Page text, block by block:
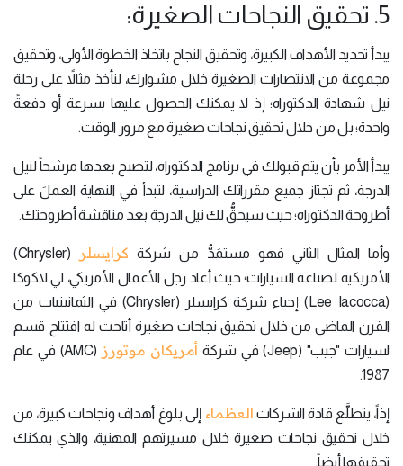
5. تحقيق النجاحات الصغيرة:
يبدأ تحديد الأهداف الكبيرة، وتحقيق النجاح باتخاذ الخطوة الأولى، وتحقيق
مجموعة من الانتصارات الصغيرة خلال مشوارك، لنأخذ مثالاً على رحلة
نيل شهادة الدكتوراه؛ إذ لا يمكنك الحصول عليها بسرعة أو دفعةً
واحدة؛ بل من خلال تحقيق نجاحات صغيرة مع مرور الوقت.
يبدأ الأمر بأن يتم قبولك في برنامج الدكتوراه، لتصبح بعدها مرشحاً لنيل
الدرجة، ثم تجتاز جميع مقرراتك الدراسية، لتبدأ في النهاية العملَ على
أطروحة الدكتوراه؛ حيث سيحقُّ لك نيل الدرجة بعد مناقشة أطروحتك.
وأما المثال الثاني فهو مستمَدٌّ من شركة كرايسلر
(Chrysler)
الأمريكية لصناعة السيارات؛ حيث أعاد رجل الأعمال الأمريكي، لي لاكوكا
(Lee Iacocca) إحياء شركة كرايسلر (Chrysler) في الثمانينيات من
القرن الماضي من خلال تحقيق نجاحات صغيرة أتاحت له افتتاح قسم
لسيارات "جيب" (Jeep) في شركة
أمريكان موتورز
(AMC) في عام
1987.
إذاً، يتطلَّع قادة الشركات العظماء إلى بلوغ أهداف ونجاحات كبيرة، من
خلال تحقيق نجاحات صغيرة خلال مسيرتهم المهنية، والذي يمكنك
تحقيقها أيضاً.